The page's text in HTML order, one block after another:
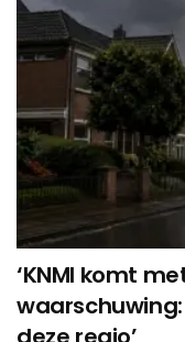
‘KNMI komt